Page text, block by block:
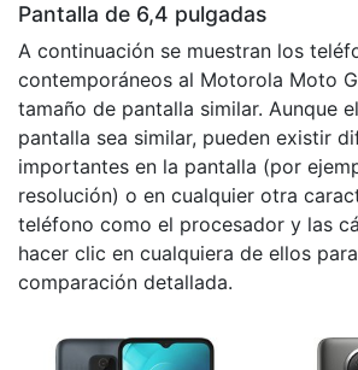
Pantalla de 6,4 pulgadas
A continuación se muestran los
contemporáneos al Motorola Moto
tamaño de pantalla similar. Aunque
pantalla sea similar, pueden existir
importantes en la pantalla (por
resolución) o en cualquier otra
teléfono como el procesador y las
hacer clic en cualquiera de ellos
comparación detallada.